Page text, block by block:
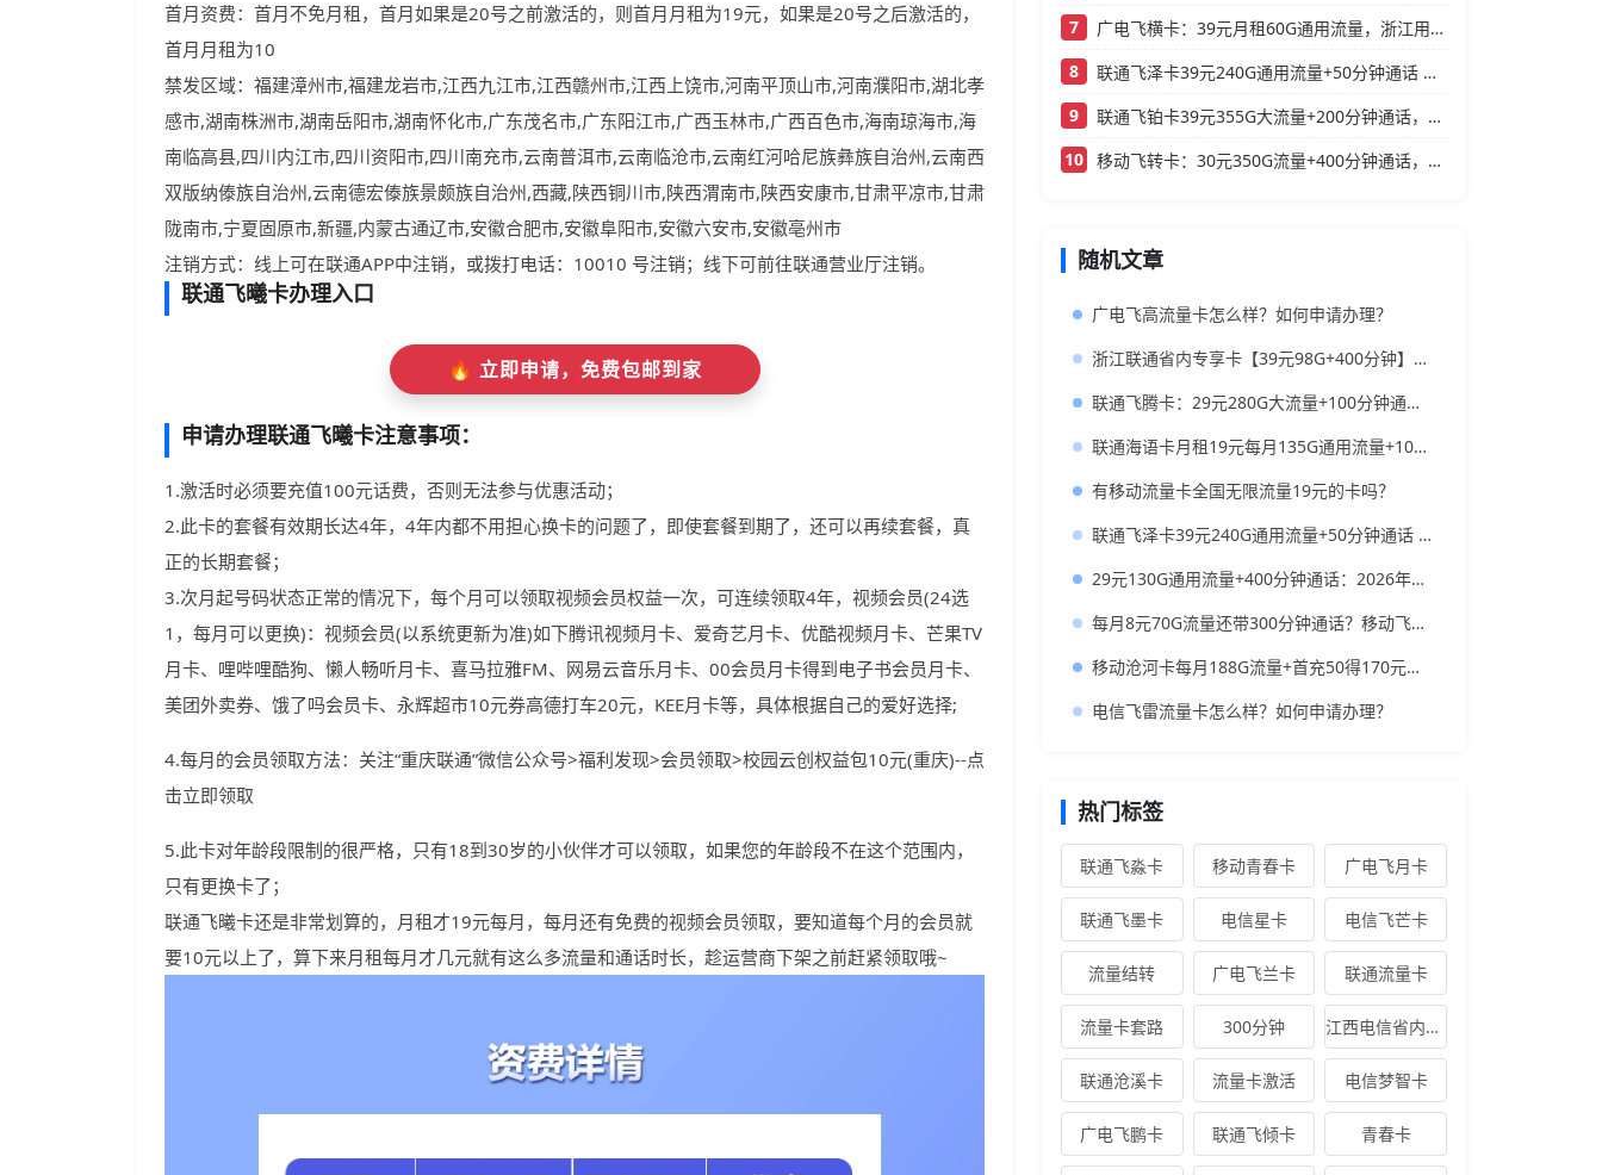
首月资费：首月不免月租，首月如果是20号之前激活的，则首月月租为19元，如果是20号之后激活的，
首月月租为10
禁发区域：福建漳州市,福建龙岩市,江西九江市,江西赣州市,江西上饶市,河南平顶山市,河南濮阳市,湖北孝
感市,湖南株洲市,湖南岳阳市,湖南怀化市,广东茂名市,广东阳江市,广西玉林市,广西百色市,海南琼海市,海
南临高县,四川内江市,四川资阳市,四川南充市,云南普洱市,云南临沧市,云南红河哈尼族彝族自治州,云南西
双版纳傣族自治州,云南德宏傣族景颇族自治州,西藏,陕西铜川市,陕西渭南市,陕西安康市,甘肃平凉市,甘肃
陇南市,宁夏固原市,新疆,内蒙古通辽市,安徽合肥市,安徽阜阳市,安徽六安市,安徽亳州市
注销方式：线上可在联通APP中注销，或拨打电话：10010 号注销；线下可前往联通营业厅注销。
联通飞曦卡办理入口
🔥 立即申请，免费包邮到家
申请办理联通飞曦卡注意事项：
1.激活时必须要充值100元话费，否则无法参与优惠活动；
2.此卡的套餐有效期长达4年，4年内都不用担心换卡的问题了，即使套餐到期了，还可以再续套餐，真
正的长期套餐；
3.次月起号码状态正常的情况下，每个月可以领取视频会员权益一次，可连续领取4年，视频会员(24选
1，每月可以更换)：视频会员(以系统更新为准)如下腾讯视频月卡、爱奇艺月卡、优酷视频月卡、芒果TV
月卡、哩哔哩酷狗、懒人畅听月卡、喜马拉雅FM、网易云音乐月卡、00会员月卡得到电子书会员月卡、
美团外卖券、饿了吗会员卡、永辉超市10元券高德打车20元，KEE月卡等，具体根据自己的爱好选择;
4.每月的会员领取方法：关注“重庆联通”微信公众号>福利发现>会员领取>校园云创权益包10元(重庆)--点
击立即领取
5.此卡对年龄段限制的很严格，只有18到30岁的小伙伴才可以领取，如果您的年龄段不在这个范围内，
只有更换卡了；
联通飞曦卡还是非常划算的，月租才19元每月，每月还有免费的视频会员领取，要知道每个月的会员就
要10元以上了，算下来月租每月才几元就有这么多流量和通话时长，趁运营商下架之前赶紧领取哦~
7
广电飞横卡：39元月租60G通用流量，浙江用户专属的实用型套餐
8
联通飞泽卡39元240G通用流量+50分钟通话 大流量低月租办理指南
9
联通飞铂卡39元355G大流量+200分钟通话，还送一年会员
10
移动飞转卡：30元350G流量+400分钟通话，还送3个会员的低月租神卡
随机文章
广电飞高流量卡怎么样？如何申请办理？
浙江联通省内专享卡【39元98G+400分钟】大流量低月租，浙江本地人首选
联通飞腾卡：29元280G大流量+100分钟通话+送会员，首月0元体验，长期套餐
联通海语卡月租19元每月135G通用流量+100分钟通话时长
有移动流量卡全国无限流量19元的卡吗？
联通飞泽卡39元240G通用流量+50分钟通话 大流量低月租办理指南
29元130G通用流量+400分钟通话：2026年学生党高性价比“神卡”实测指南
每月8元70G流量还带300分钟通话？移动飞晴卡到底香不香？
移动沧河卡每月188G流量+首充50得170元话费+首月免月租+月租19元
电信飞雷流量卡怎么样？如何申请办理？
热门标签
联通飞淼卡 移动青春卡 广电飞月卡
联通飞墨卡 电信星卡 电信飞芒卡
流量结转 广电飞兰卡 联通流量卡
流量卡套路 300分钟 江西电信省内专享卡
联通沧溪卡 流量卡激活 电信梦智卡
广电飞鹏卡 联通飞倾卡 青春卡